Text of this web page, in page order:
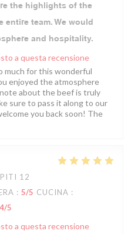
the highlights of the
entire team. We would
and hospitality.
a questa recensione
much for this wonderful
enjoyed the atmosphere
about the beef is truly
sure to pass it along to our
you back soon! The
12
: 5/5 CUCINA :
4/5
a questa recensione